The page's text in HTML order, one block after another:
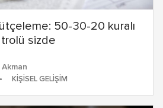
50-30-20 kuralı
sizde
KIŞISEL GELIŞIM